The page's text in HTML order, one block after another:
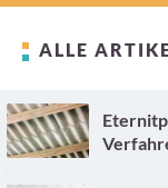
ALLE